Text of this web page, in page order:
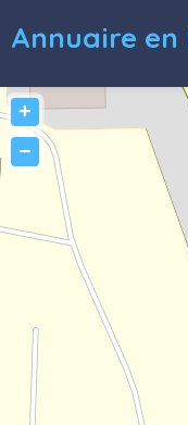
Annuaire en
+
−